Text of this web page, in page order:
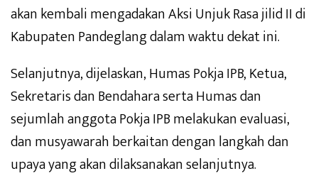
akan kembali mengadakan Aksi Unjuk Rasa jilid II di
Kabupaten Pandeglang dalam waktu dekat ini.
Selanjutnya, dijelaskan, Humas Pokja IPB, Ketua,
Sekretaris dan Bendahara serta Humas dan
sejumlah anggota Pokja IPB melakukan evaluasi,
dan musyawarah berkaitan dengan langkah dan
upaya yang akan dilaksanakan selanjutnya.